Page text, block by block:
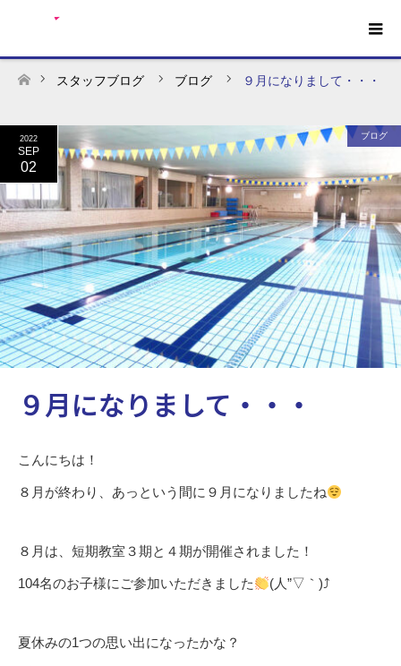
ホーム
スタッフブログ ブログ ９月になりまして・・・
2022
SEP
02
ブログ
９月になりまして・・・
こんにちは！
８月が終わり、あっという間に９月になりましたね
８月は、短期教室３期と４期が開催されました！
104名のお子様にご参加いただきました (人”▽｀)⤴
夏休みの1つの思い出になったかな？